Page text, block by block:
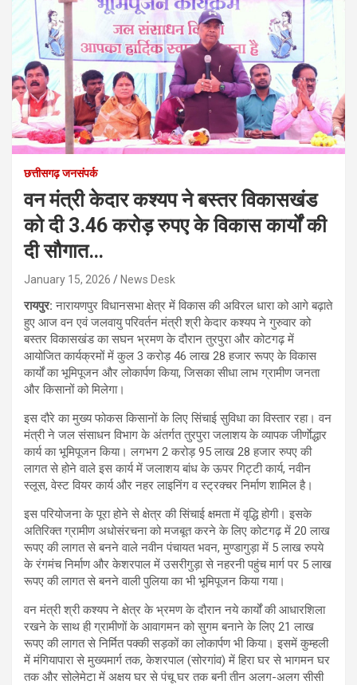
छत्तीसगढ़ जनसंपर्क
वन मंत्री केदार कश्यप ने बस्तर विकासखंड
को दी 3.46 करोड़ रुपए के विकास कार्यों की
दी सौगात…
January 15, 2026 News Desk
रायपुर:नारायणपुर विधानसभा क्षेत्र में विकास की अविरल धारा को आगे बढ़ाते
हुए आज वन एवं जलवायु परिवर्तन मंत्री श्री केदार कश्यप ने गुरुवार को
बस्तर विकासखंड का सघन भ्रमण के दौरान तुरपुरा और कोटगढ़ में
आयोजित कार्यक्रमों में कुल 3 करोड़ 46 लाख 28 हजार रूपए के विकास
कार्यों का भूमिपूजन और लोकार्पण किया, जिसका सीधा लाभ ग्रामीण जनता
और किसानों को मिलेगा।
इस दौरे का मुख्य फोकस किसानों के लिए सिंचाई सुविधा का विस्तार रहा। वन
मंत्री ने जल संसाधन विभाग के अंतर्गत तुरपुरा जलाशय के व्यापक जीर्णाेद्धार
कार्य का भूमिपूजन किया। लगभग 2 करोड़ 95 लाख 28 हजार रुपए की
लागत से होने वाले इस कार्य में जलाशय बांध के ऊपर गिट्टी कार्य, नवीन
स्लूस, वेस्ट वियर कार्य और नहर लाइनिंग व स्ट्रक्चर निर्माण शामिल है।
इस परियोजना के पूरा होने से क्षेत्र की सिंचाई क्षमता में वृद्धि होगी। इसके
अतिरिक्त ग्रामीण अधोसंरचना को मजबूत करने के लिए कोटगढ़ में 20 लाख
रूपए की लागत से बनने वाले नवीन पंचायत भवन, मुण्डागुड़ा में 5 लाख रुपये
के रंगमंच निर्माण और केशरपाल में उसरीगुड़ा से नहरनी पहुंच मार्ग पर 5 लाख
रूपए की लागत से बनने वाली पुलिया का भी भूमिपूजन किया गया।
वन मंत्री श्री कश्यप ने क्षेत्र के भ्रमण के दौरान नये कार्यों की आधारशिला
रखने के साथ ही ग्रामीणों के आवागमन को सुगम बनाने के लिए 21 लाख
रूपए की लागत से निर्मित पक्की सड़कों का लोकार्पण भी किया। इसमें कुम्हली
में मंगियापारा से मुख्यमार्ग तक, केशरपाल (सोरगांव) में हिरा घर से भागमन घर
तक और सोलेमेटा में अक्षय घर से पंचू घर तक बनी तीन अलग-अलग सीसी